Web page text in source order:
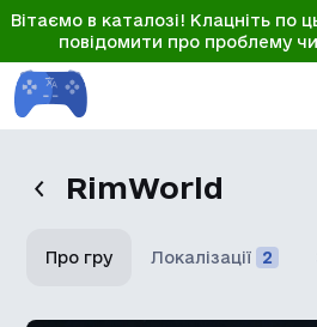
Вітаємо в каталозі! Клацніть по
повідомити про проблему
RimWorld
Про гру Локалізації 2